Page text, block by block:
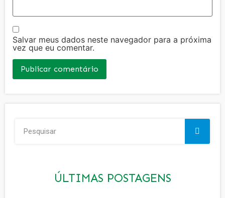
Salvar meus dados neste navegador para a próxima
vez que eu comentar.
ÚLTIMAS POSTAGENS